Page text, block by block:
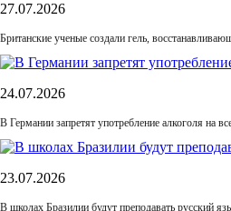
27.07.2026
Британские ученые создали гель,
24.07.2026
В Германии запретят употребление алкоголя на
23.07.2026
В школах Бразилии будут преподавать русский